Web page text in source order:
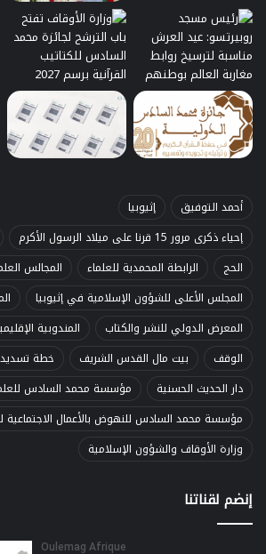
أحمد التوفيق
إثيوبيا
إحياء ذكرى مرور 15 قرنا على ميلاد الرسول الأكرم
الحج
الرابطة المحمدية للعلماء
المجالس
المجلس الأعلى للشؤون الإسلامية في إثيوبيا
المعرض الدولي للنشر والكتاب
المندوبية
الوقف
بيت مال القدس الشريف
خطة تسديد
دار الحديث الحسنية
مؤسسة محمد السادس
مؤسسة محمد السادس للنهوض بالأعمال الاجتماعية
وزارة الأوقاف والشؤون الإسلامية
إنضم لقناتنا